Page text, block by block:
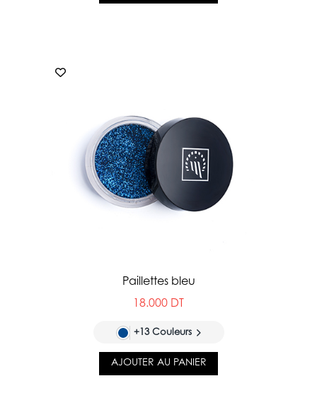
Paillettes bleu
18.000 DT
+13 Couleurs
AJOUTER AU PANIER